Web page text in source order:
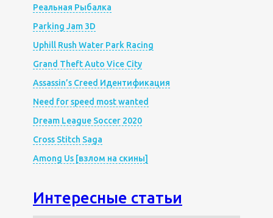
Реальная Рыбалка
Parking Jam 3D
Uphill Rush Water Park Racing
Grand Theft Auto Vice City
Assassin’s Creed Идентификация
Need for speed most wanted
Dream League Soccer 2020
Cross Stitch Saga
Among Us [взлом на скины]
Интересные статьи